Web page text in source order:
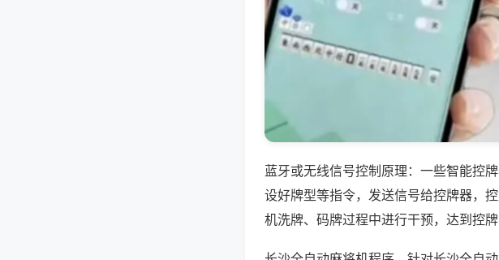
蓝牙或无线信号控制原理：一些智能控
设好牌型等指令，发送信号给控牌器，
机洗牌、码牌过程中进行干预，达到控牌